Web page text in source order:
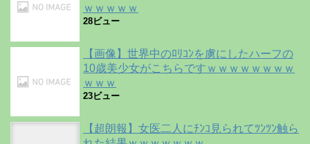
ｗｗｗｗｗ
28ビュー
【画像】世界中のﾛﾘｺﾝを虜にしたハーフの
10歳美少女がこちらですｗｗｗｗｗｗｗｗ
ｗｗｗ
23ビュー
【超朗報】女医二人にﾁﾝｺ見られてﾂﾝﾂﾝ触ら